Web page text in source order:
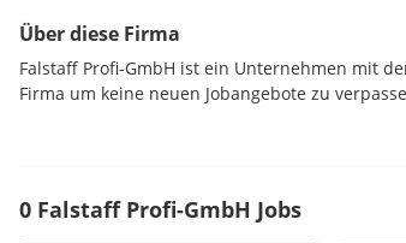
Über diese Firma
Falstaff Profi-GmbH ist ein Unternehmen mit
Firma um keine neuen Jobangebote zu
0 Falstaff Profi-GmbH Jobs